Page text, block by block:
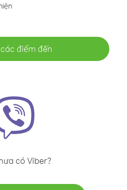
điểm đến
có Viber?